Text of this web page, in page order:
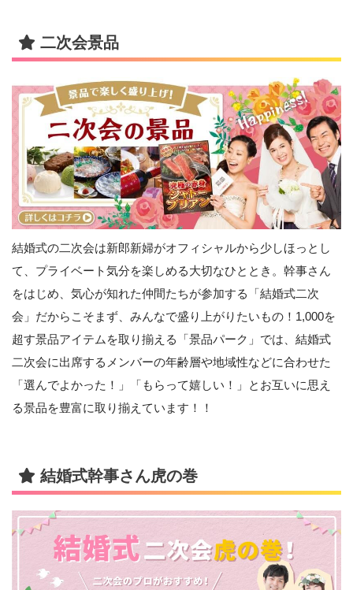
二次会景品
結婚式の二次会は新郎新婦がオフィシャルから少しほっとし
て、プライベート気分を楽しめる大切なひととき。幹事さん
をはじめ、気心が知れた仲間たちが参加する「結婚式二次
会」だからこそまず、みんなで盛り上がりたいもの！1,000を
超す景品アイテムを取り揃える「景品パーク」では、結婚式
二次会に出席するメンバーの年齢層や地域性などに合わせた
「選んでよかった！」「もらって嬉しい！」とお互いに思え
る景品を豊富に取り揃えています！！
結婚式幹事さん虎の巻